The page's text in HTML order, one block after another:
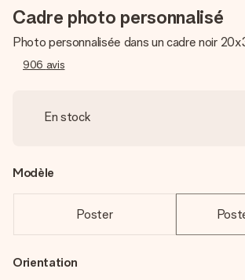
Cadre photo personnalisé
Photo personnalisée dans un cadre noir
906 avis
En stock
Modèle
Poster
Orientation